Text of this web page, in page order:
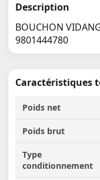
Description
BOUCHON
9801444780
Caractéristiques
Poids net
Poids brut
Type
conditionnement